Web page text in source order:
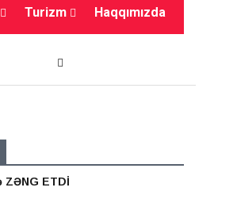
Turizm Haqqımızda
ZƏNG ETDİ